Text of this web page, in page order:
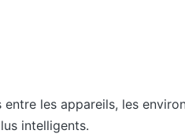
les appareils, les
intelligents.